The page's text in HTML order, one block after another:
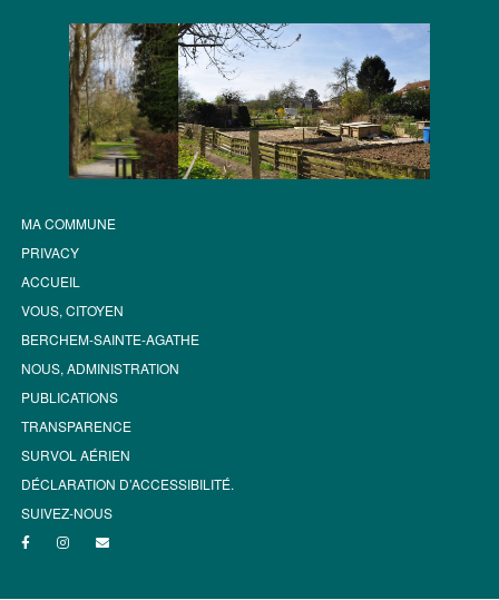
MA COMMUNE
PRIVACY
ACCUEIL
VOUS, CITOYEN
BERCHEM-SAINTE-AGATHE
NOUS, ADMINISTRATION
PUBLICATIONS
TRANSPARENCE
SURVOL AÉRIEN
DÉCLARATION D’ACCESSIBILITÉ.
SUIVEZ-NOUS